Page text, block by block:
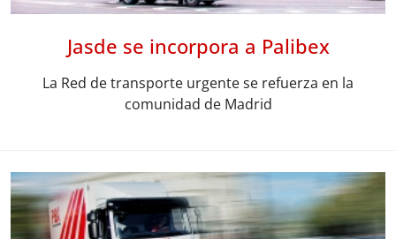
Jasde se incorpora a Palibex
La Red de transporte urgente se refuerza en la
comunidad de Madrid